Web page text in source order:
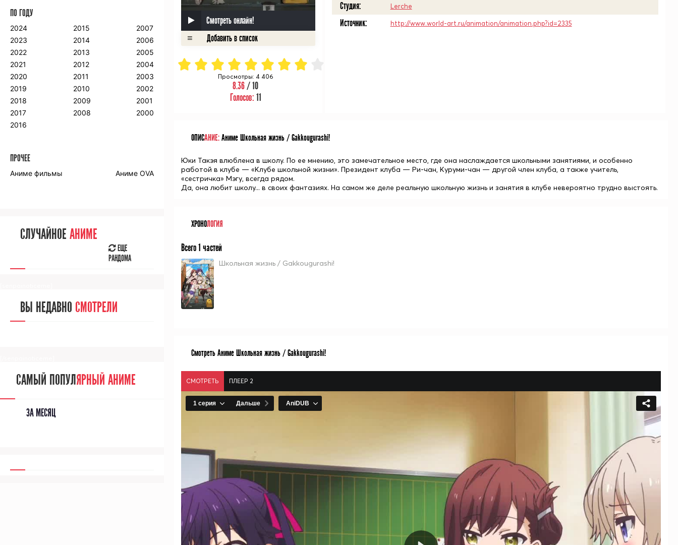
Смотреть онлайн!
Просмотры: 4 406
8.36/ 10
Голосов: 11
Студия: Lerche
Источник: http://www.world-art.ru/animation/animation.php?id=2335
ОПИСАНИЕ:Аниме Школьная жизнь / Gakkougurashi!
Юки Такэя влюблена в школу. По ее мнению, это замечательное место, где она наслаждается школьными занятиями, и особенно
работой в клубе — «Клубе школьной жизни». Президент клуба — Ри-чан, Куруми-чан — другой член клуба, а также учитель,
«сестричка» Мэгу, всегда рядом.
Да, она любит школу... в своих фантазиях. На самом же деле реальную школьную жизнь и занятия в клубе невероятно трудно выстоять.
ХРОНОЛОГИЯ
Всего 1 частей
Школьная жизнь / Gakkougurashi!
Смотреть Аниме Школьная жизнь / Gakkougurashi!
СМОТРЕТЬ ПЛЕЕР 2
ПО ГОДУ
2024
2023
2022
2021
2020
2019
2018
2017
2016
2015
2014
2013
2012
2011
2010
2009
2008
2007
2006
2005
2004
2003
2002
2001
2000
ПРОЧЕЕ
Аниме фильмы Аниме OVA
СЛУЧАЙНОЕ АНИМЕ
ЕЩЕ
РАНДОМА
ВЫ НЕДАВНО СМОТРЕЛИ
САМЫЙ ПОПУЛЯРНЫЙ АНИМЕ
ЗА МЕСЯЦ